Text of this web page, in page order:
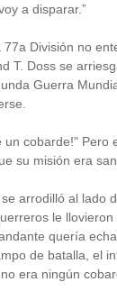
a disparar.”
77a División no
T. Doss se
Guerra
un cobarde!" Pero
su misión era
arrodilló al lado
le llovieron
quería
de batalla, el
era ningún